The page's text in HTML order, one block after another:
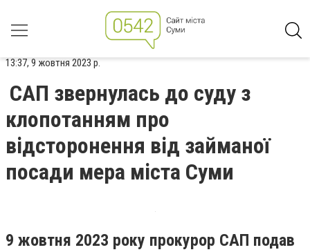
13:37, 9 жовтня 2023 р.
САП звернулась до суду з
клопотанням про
відсторонення від займаної
посади мера міста Суми
9 жовтня 2023 року прокурор САП подав